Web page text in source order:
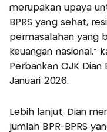
merupakan upaya
BPRS yang sehat,
permasalahan yang
keuangan nasional,”
Perbankan OJK Dian
Januari 2026.
Lebih lanjut, Dian
jumlah BPR-BPRS